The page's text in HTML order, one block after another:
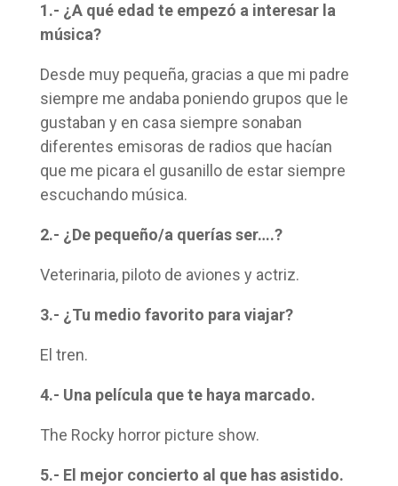
1.- ¿A qué edad te empezó a interesar la
música?
Desde muy pequeña, gracias a que mi padre
siempre me andaba poniendo grupos que le
gustaban y en casa siempre sonaban
diferentes emisoras de radios que hacían
que me picara el gusanillo de estar siempre
escuchando música.
2.- ¿De pequeño/a querías ser….?
Veterinaria, piloto de aviones y actriz.
3.- ¿Tu medio favorito para viajar?
El tren.
4.- Una película que te haya marcado.
The Rocky horror picture show.
5.- El mejor concierto al que has asistido.